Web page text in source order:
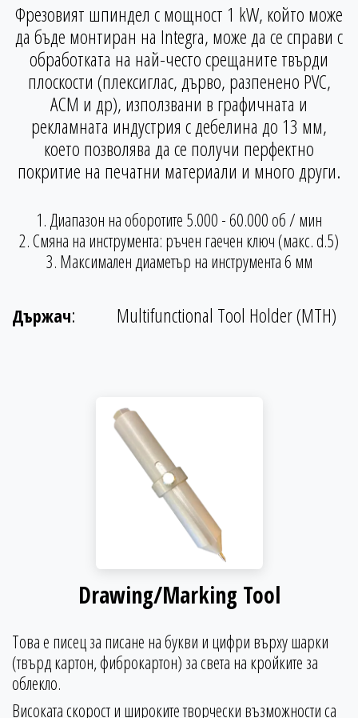
Фрезовият шпиндел с мощност 1 kW, който може
да бъде монтиран на Integra, може да се справи с
обработката на най-често срещаните твърди
плоскости (плексиглас, дърво, разпенено PVC,
ACM и др), използвани в графичната и
рекламната индустрия с дебелина до 13 мм,
което позволява да се получи перфектно
покритие на печатни материали и много други.
1. Диапазон на оборотите 5.000 - 60.000 об / мин
2. Смяна на инструмента: ръчен гаечен ключ (макс. d.5)
3. Максимален диаметър на инструмента 6 мм
Държач: Multifunctional Tool Holder (MTH)
Drawing/Marking Tool
Това е писец за писане на букви и цифри върху шарки
(твърд картон, фиброкартон) за света на кройките за
облекло.
Високата скорост и широките творчески възможности са